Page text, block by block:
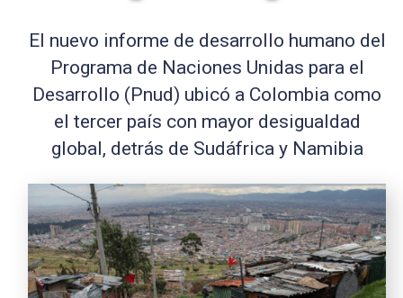
El nuevo informe de desarrollo humano del
Programa de Naciones Unidas para el
Desarrollo (Pnud) ubicó a Colombia como
el tercer país con mayor desigualdad
global, detrás de Sudáfrica y Namibia